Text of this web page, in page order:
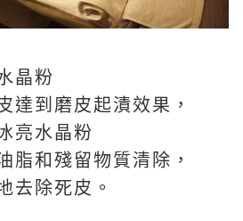
晶粉
達到磨皮起漬效果，
亮水晶粉
脂和殘留物質清除，
去除死皮。